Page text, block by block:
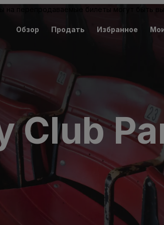
перепродаваемые билеты могут быть
Обзор Продать Избранное
Club